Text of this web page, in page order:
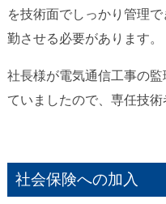
を技術面でしっかり管理
勤させる必要があります。
社長様が電気通信工事の
ていましたので、専任技術
社会保険への加入